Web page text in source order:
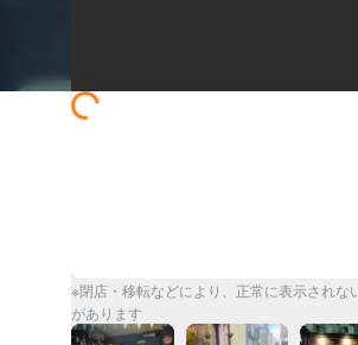
※閉店・移転などにより、正常に表示されな
があります